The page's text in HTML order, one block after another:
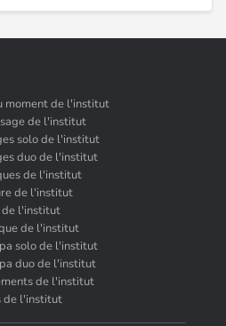
moment de l'institut
de l'institut
solo de l'institut
duo de l'institut
de l'institut
de l'institut
de l'institut
de l'institut
solo de l'institut
duo de l'institut
de l'institut
de l'institut